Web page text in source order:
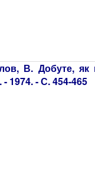
В. Добуте, як
- 1974. - С. 454-465